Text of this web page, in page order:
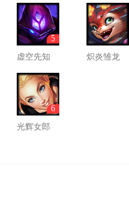
虚空先知
5
炽炎雏龙
光辉女郎
6